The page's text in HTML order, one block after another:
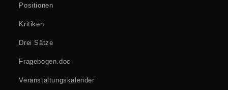
Positionen
Kritiken
Drei Sätze
Fragebogen.doc
Veranstaltungskalender